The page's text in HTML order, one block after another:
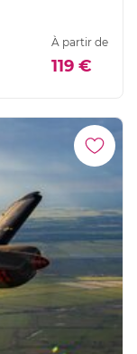
À partir de
119 €